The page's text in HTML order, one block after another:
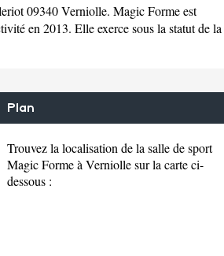
09340 Verniolle. Magic Forme est
en 2013. Elle exerce sous la statut de la
Plan
Trouvez la localisation de la salle de sport
Magic Forme à Verniolle sur la carte ci-
dessous :